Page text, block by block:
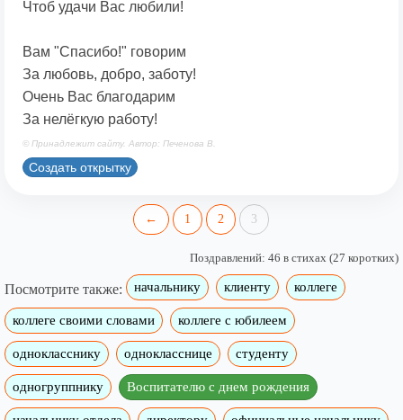
Чтоб удачи Вас любили!
Вам "Спасибо!" говорим
За любовь, добро, заботу!
Очень Вас благодарим
За нелёгкую работу!
© Принадлежит сайту. Автор: Печенова В.
Создать открытку
← 1 2 3
Поздравлений: 46 в стихах (27 коротких)
Посмотрите также: начальнику клиенту коллеге
коллеге своими словами коллеге с юбилеем
однокласснику однокласснице студенту
одногруппнику Воспитателю с днем рождения